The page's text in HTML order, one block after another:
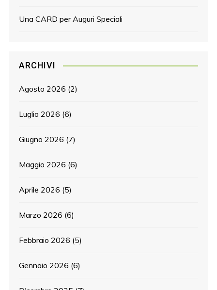
Una CARD per Auguri Speciali
ARCHIVI
Agosto 2026 (2)
Luglio 2026 (6)
Giugno 2026 (7)
Maggio 2026 (6)
Aprile 2026 (5)
Marzo 2026 (6)
Febbraio 2026 (5)
Gennaio 2026 (6)